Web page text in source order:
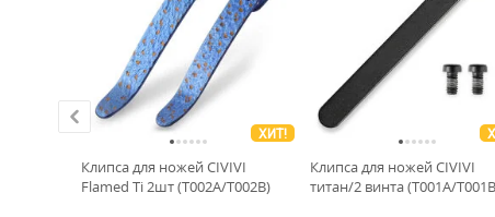
ХИТ!
Клипса для ножей CIVIVI
Flamed Ti 2шт (T002A/T002B)
Клипса для ножей CIVIVI
титан/2 винта (T001A/